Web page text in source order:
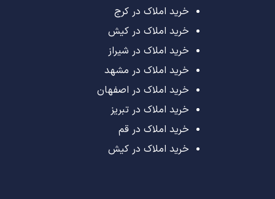
خرید املاک در کرج
خرید املاک در کیش
خرید املاک در شیراز
خرید املاک در مشهد
خرید املاک در اصفهان
خرید املاک در تبریز
خرید املاک در قم
خرید املاک در کیش